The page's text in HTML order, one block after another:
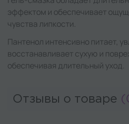
эффектом и обеспечивает
чувства липкости.
Пантенол интенсивно питает,
восстанавливает сухую и
обеспечивая длительный уход.
Отзывы о товаре